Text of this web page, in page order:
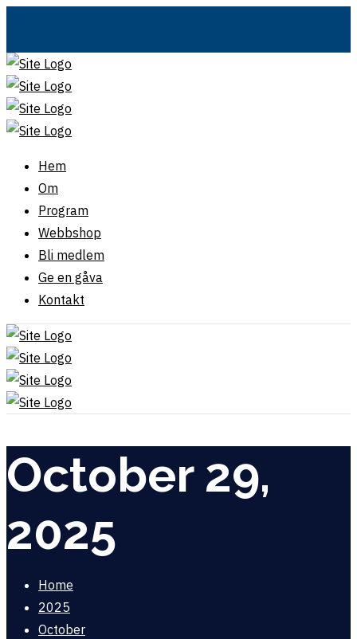
Hem
Om
Program
Webbshop
Bli medlem
Ge en gåva
Kontakt
October 29,
2025
Home
2025
October